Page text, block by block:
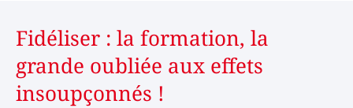
Fidéliser : la formation, la
grande oubliée aux effets
insoupçonnés !